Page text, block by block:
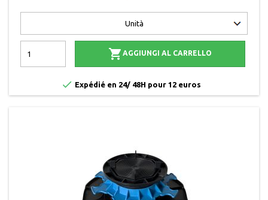
 AGGIUNGI AL CARRELLO
 Expédié en 24/ 48H pour 12 euros